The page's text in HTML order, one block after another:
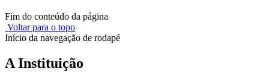
Fim do conteúdo da página
Voltar para o topo
Início da navegação de rodapé
A Instituição